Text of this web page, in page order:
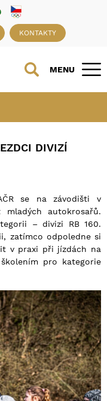
KONTAKTY
MENU
DIVIZÍ
se na závodišti v
autokrosařů.
– divizi RB 160.
zatímco odpoledne si
v praxi při jízdách na
pro kategorie